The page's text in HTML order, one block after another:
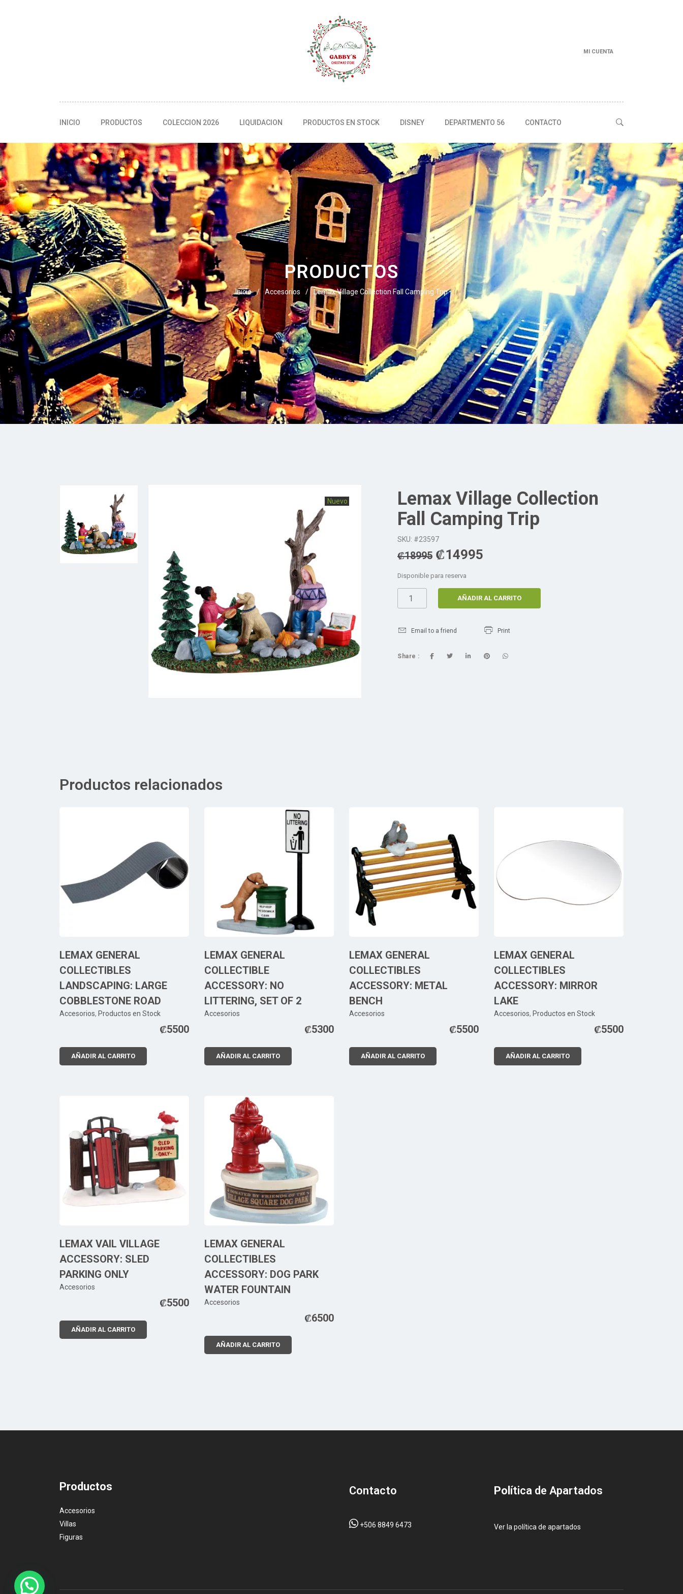
MI CUENTA
INICIO PRODUCTOS COLECCION 2026 LIQUIDACION PRODUCTOS EN STOCK DISNEY DEPARTMENTO 56 CONTACTO
PRODUCTOS
Inicio / Accesorios / Lemax Village Collection Fall Camping Trip
Oferta
Nuevo
Lemax Village Collection
Fall Camping Trip
SKU: #23597
₡18995 ₡14995
Disponible para reserva
AÑADIR AL CARRITO
Email to a friend Print
Share :
Productos relacionados
LEMAX GENERAL
COLLECTIBLES
LANDSCAPING: LARGE
COBBLESTONE ROAD
Accesorios, Productos en Stock
₡5500
AÑADIR AL CARRITO
LEMAX GENERAL
COLLECTIBLE
ACCESSORY: NO
LITTERING, SET OF 2
Accesorios
₡5300
AÑADIR AL CARRITO
LEMAX GENERAL
COLLECTIBLES
ACCESSORY: METAL
BENCH
Accesorios
₡5500
AÑADIR AL CARRITO
LEMAX GENERAL
COLLECTIBLES
ACCESSORY: MIRROR
LAKE
Accesorios, Productos en Stock
₡5500
AÑADIR AL CARRITO
LEMAX VAIL VILLAGE
ACCESSORY: SLED
PARKING ONLY
Accesorios
₡5500
AÑADIR AL CARRITO
LEMAX GENERAL
COLLECTIBLES
ACCESSORY: DOG PARK
WATER FOUNTAIN
Accesorios
₡6500
AÑADIR AL CARRITO
Productos
Accesorios
Villas
Figuras
Contacto
+506 8849 6473
Pol ítica de Apartados
Ver la política de apartados